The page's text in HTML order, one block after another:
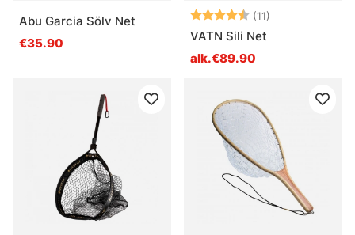
Abu Garcia Sölv Net
€35.90
Arvio: (11)
VATN Sili Net
alk.€89.90